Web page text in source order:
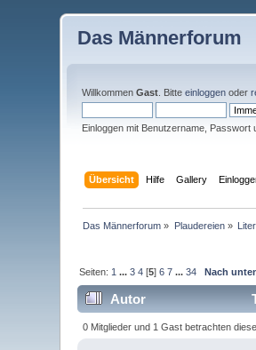
Das Männerforum
WillkommenGast . Bitteeinloggen oder
Einloggen mit Benutzername, Passwort
Übersicht Hilfe Gallery
Das Männerforum » Plaudereien»
Seiten: 1 ...3 4 [5]6 7 ...34 Nach
Autor
0 Mitglieder und 1 Gast betrachten